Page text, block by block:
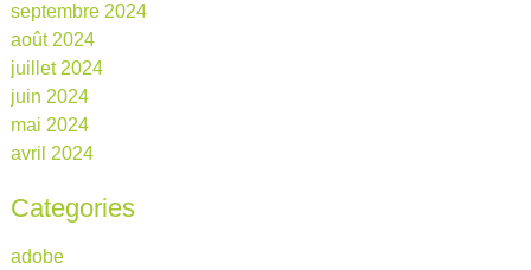
septembre 2024
août 2024
juillet 2024
juin 2024
mai 2024
avril 2024
Categories
adobe